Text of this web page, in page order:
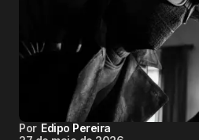
Por Edipo Pereira